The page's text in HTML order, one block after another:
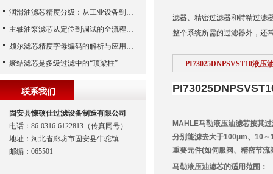
滤器、精密过滤器和特精过滤
整个系统所需的过滤器外，还
PI73025DNPSVST10液压
MAHLE马勒液压油滤芯按其
分别能滤去大于100μm、10
重要元件(如伺服阀、精密节
马勒液压油滤芯的适用范围：
润滑油滤芯精度分级：从工业设备到精密系统的过滤密码
主轴油泵滤芯从定位到调试的全流程解析
颇尔滤芯精度字母编码的解析与应用指南
聚结滤芯是多级过滤中的“顶梁柱”
联系我们
固安县慷硕佳过滤设备制造有限公司
电话：86-0316-6122813（传真同号）
地址：河北省廊坊市固安县牛驼镇
邮编：065501